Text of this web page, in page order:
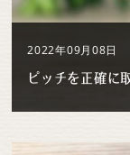
2022年09月08日